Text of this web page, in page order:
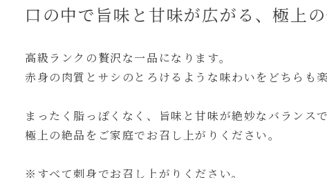
口の中で旨味と甘味が広がる、極上の
高級ランクの贅沢な一品になります。
赤身の肉質とサシのとろけるような味わいをどちらも
まったく脂っぽくなく、旨味と甘味が絶妙なバランス
極上の絶品をご家庭でお召し上がりください。
※すべて刺身でお召し上がりください。